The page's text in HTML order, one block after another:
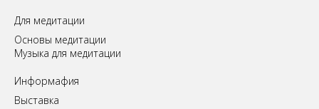
Для медитации
Основы медитации
Музыка для медитации
Информафия
Выставка